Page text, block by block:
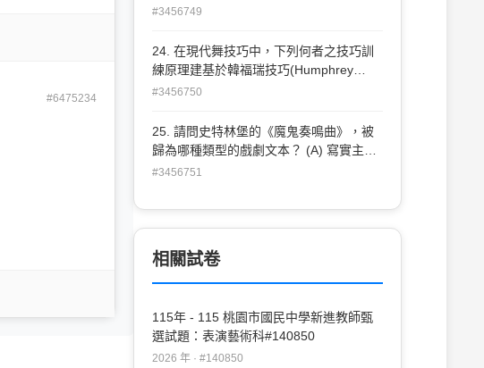
#6475234
國家？ (A) 義大利 (B) 荷蘭 (C) 加拿大
#3456749
24. 在現代舞技巧中，下列何者之技巧訓
練原理建基於韓福瑞技巧(Humphrey
Technique)之上，除了保留以擺盪與重心
動作的圓滑順暢，以及肢體各部位的分解
動作練習？ (A) 李蒙技巧 (B) 尤斯技巧
#3456750
25. 請問史特林堡的《魔鬼奏鳴曲》，被
歸為哪種類型的戲劇文本？ (A) 寫實主義
(B) 後設戲劇 (C) 象徵主義 (D) 表現主義
#3456751
相關試卷
115年 - 115 桃園市國民中學新進教師甄
選試題：表演藝術科#140850
2026 年 · #140850